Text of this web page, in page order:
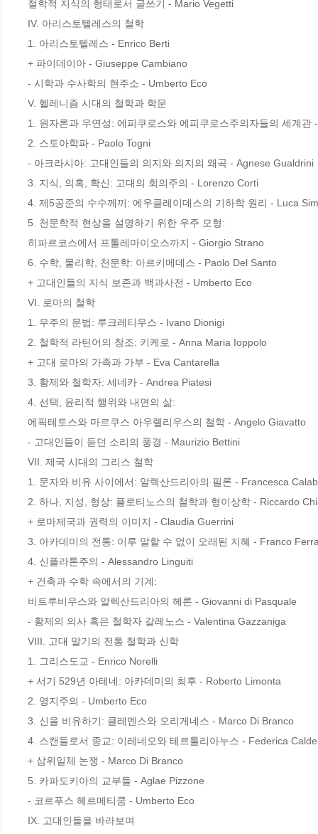
철학적 지식의 형태로서 글쓰기 - Mario Vegetti
IV. 아리스토텔레스의 철학
1. 아리스토텔레스 - Enrico Berti
+ 파이데이아 - Giuseppe Cambiano
- 시학과 수사학의 현주소 - Umberto Eco
V. 헬레니즘 시대의 철학과 학문
1. 원자론과 우연성: 에피쿠로스와 에피쿠로스주의자들의 세계관
2. 스토아학파 - Paolo Togni
- 아크라시아: 고대인들의 의지와 의지의 왜곡 - Agnese Gualdrini
3. 지식, 의혹, 확신: 고대의 회의주의 - Lorenzo Corti
4. 제5공준의 수수께끼: 에우클레이데스의 기하학 원리 - Luca
5. 천문학적 현상을 설명하기 위한 우주 모형:
히파르코스에서 프톨레마이오스까지 - Giorgio Strano
6. 수학, 물리학, 천문학: 아르키메데스 - Paolo Del Santo
+ 고대인들의 지식 보존과 백과사전 - Umberto Eco
VI. 로마의 철학
1. 우주의 문법: 루크레티우스 - Ivano Dionigi
2. 철학적 라틴어의 창조: 키케로 - Anna Maria Ioppolo
+ 고대 로마의 가족과 가부 - Eva Cantarella
3. 황제와 철학자: 세네카 - Andrea Piatesi
4. 선택, 윤리적 행위와 내면의 삶:
에픽테토스와 마르쿠스 아우렐리우스의 철학 - Angelo Giavatto
- 고대인들이 듣던 소리의 풍경 - Maurizio Bettini
VII. 제국 시대의 그리스 철학
1. 문자와 비유 사이에서: 알렉산드리아의 필론 - Francesca
2. 하나, 지성, 형상: 플로티노스의 철학과 형이상학 - Riccardo
+ 로마제국과 권력의 이미지 - Claudia Guerrini
3. 아카데미의 전통: 이루 말할 수 없이 오래된 지혜 - Franco
4. 신플라톤주의 - Alessandro Linguiti
+ 건축과 수학 속에서의 기계:
비트루비우스와 알렉산드리아의 헤론 - Giovanni di Pasquale
- 황제의 의사 혹은 철학자 갈레노스 - Valentina Gazzaniga
VIII. 고대 말기의 전통 철학과 신학
1. 그리스도교 - Enrico Norelli
+ 서기 529년 아테네: 아카데미의 최후 - Roberto Limonta
2. 영지주의 - Umberto Eco
3. 신을 비유하기: 클레멘스와 오리게네스 - Marco Di Branco
4. 스캔들로서 종교: 이레네오와 테르툴리아누스 - Federica
+ 삼위일체 논쟁 - Marco Di Branco
5. 카파도키아의 교부들 - Aglae Pizzone
- 코르푸스 헤르메티쿰 - Umberto Eco
IX. 고대인들을 바라보며